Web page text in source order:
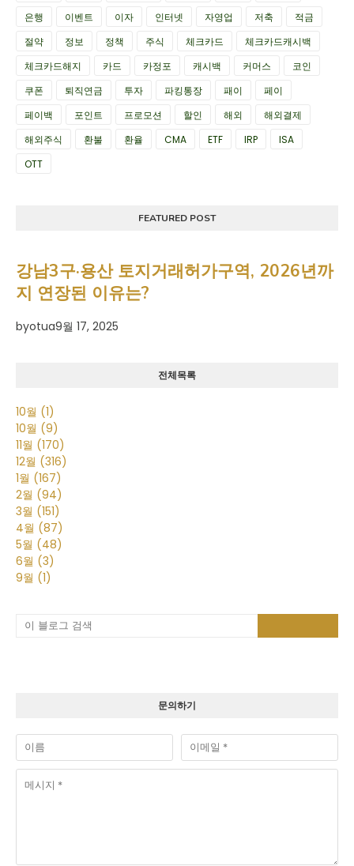
은행
이벤트 이자 인터넷 자영업 저축
적금
절약
정보 정책 주식 체크카드
체크카드캐시백
체크카드해지
카드 카정포 캐시백 커머스
코인
쿠폰
퇴직연금 투자 파킹통장 패이
페이
페이백
포인트 프로모션 할인 해외
해외결제
해외주식
환불 환율 CMA ETF IRP
ISA
OTT
FEATURED POST
강남3구·용산 토지거래허가구역, 2026년까
지 연장된 이유는?
byotua9월 17, 2025
전체목록
10월 (1)
10월 (9)
11월 (170)
12월 (316)
1월 (167)
2월 (94)
3월 (151)
4월 (87)
5월 (48)
6월 (3)
9월 (1)
문의하기